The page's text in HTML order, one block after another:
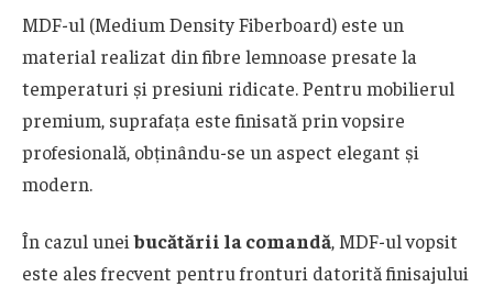
MDF-ul (Medium Density Fiberboard) este un
material realizat din fibre lemnoase presate la
temperaturi și presiuni ridicate. Pentru mobilierul
premium, suprafața este finisată prin vopsire
profesională, obținându-se un aspect elegant și
modern.
În cazul uneibucătării la comandă, MDF-ul vopsit
este ales frecvent pentru fronturi datorită finisajului